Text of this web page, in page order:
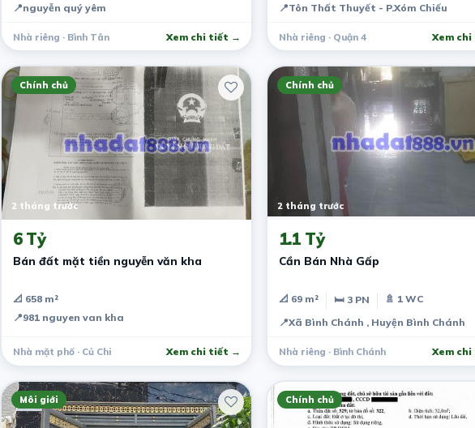
📍nguyễn quý yêm
Nhà riêng · Bình Tân Xem chi tiết →
📍Tôn Thất Thuyết - P.Xóm Chiếu
Nhà riêng · Quận 4 Xem
Chính chủ
2 tháng trước
6 Tỷ
Bán đất mặt tiền nguyễn văn kha
📐 658 m²
📍981 nguyen van kha
Nhà mặt phố · Củ Chi Xem chi tiết →
Chính chủ
2 tháng trước
1.1 Tỷ
Cần Bán Nhà Gấp
📐 69 m² 🛏 3 PN
🚿 1 WC
📍Xã Bình Chánh , Huyện Bình Chánh
Nhà riêng · Bình Chánh Xem
Môi giới Chính chủ